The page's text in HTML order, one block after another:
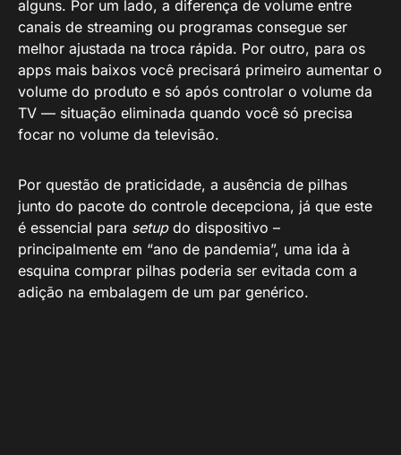
alguns. Por um lado, a diferença de volume entre
canais de streaming ou programas consegue ser
melhor ajustada na troca rápida. Por outro, para os
apps mais baixos você precisará primeiro aumentar o
volume do produto e só após controlar o volume da
TV — situação eliminada quando você só precisa
focar no volume da televisão.
Por questão de praticidade, a ausência de pilhas
junto do pacote do controle decepciona, já que este
é essencial para setup do dispositivo –
principalmente em “ano de pandemia”, uma ida à
esquina comprar pilhas poderia ser evitada com a
adição na embalagem de um par genérico.